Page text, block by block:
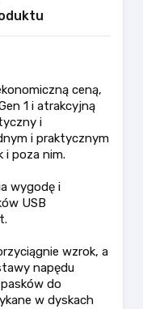
ceną,
1 i atrakcyjną
i
i praktycznym
i poza nim.
wygodę i
USB
wzrok, a
napędu
do
w dyskach